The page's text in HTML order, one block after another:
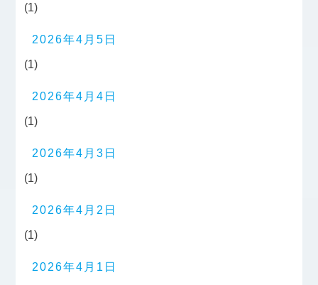
(1)
2026年4月5日
(1)
2026年4月4日
(1)
2026年4月3日
(1)
2026年4月2日
(1)
2026年4月1日